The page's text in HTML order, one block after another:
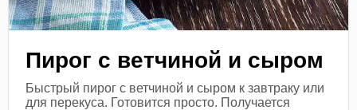
Пирог с ветчиной и сыром
Быстрый пирог с ветчиной и сыром к завтраку или
для перекуса. Готовится просто. Получается